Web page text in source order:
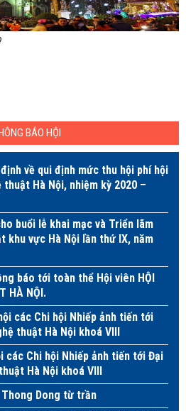
BÁO HỘI
về qui định mức thu hội phí hội
Hà Nội, nhiệm kỳ 2020 –
buổi lễ khai mạc và Triển lãm
khu vực Hà Nội lần thứ IX, năm
báo tới toàn thể Hội viên HỘI
HÀ NỘI.
các Chi hội Nhiếp ảnh tiến tới
thuật Hà Nội khoá VIII
các Chi hội Nhiếp ảnh tiến tới Đại
Hà Nội khoá VIII
Thong Dong từ trần